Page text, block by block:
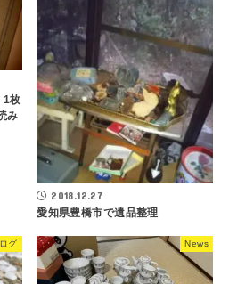
1枚
み
2018.12.27
愛知県豊橋市で遺品整理
グ News